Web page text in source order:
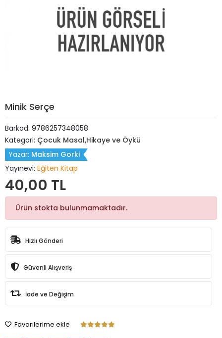
Minik Serçe
Barkod: 9786257348058
Kategori: Çocuk Masal,Hikaye ve Öykü
Yazar: Maksim Gorki
Yayınevi: Eğiten Kitap
40,00 TL
Ürün stokta bulunmamaktadır.
Hızlı Gönderi
Güvenli Alışveriş
İade ve Değişim
Favorilerime ekle